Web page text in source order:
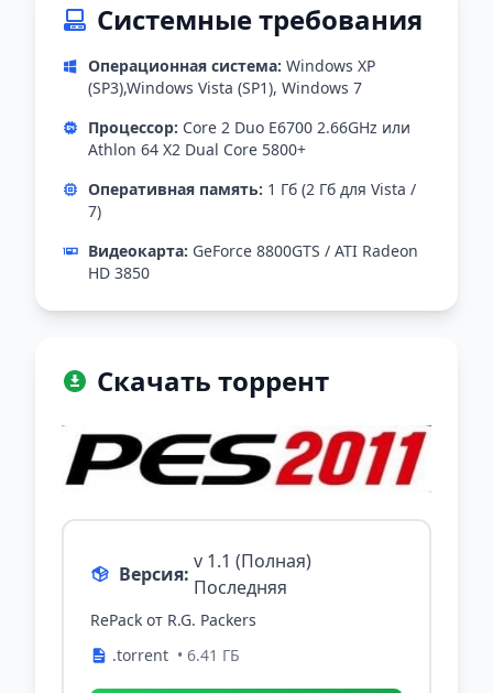
Системные требования
Операционная система: Windows XP
(SP3),Windows Vista (SP1), Windows 7
Процессор: Core 2 Duo E6700 2.66GHz или
Athlon 64 X2 Dual Core 5800+
Оперативная память: 1 Гб (2 Гб для Vista /
7)
Видеокарта: GeForce 8800GTS / ATI Radeon
HD 3850
Скачать торрент
Версия:
v 1.1 (Полная)
Последняя
RePack от R.G. Packers
.torrent • 6.41 ГБ